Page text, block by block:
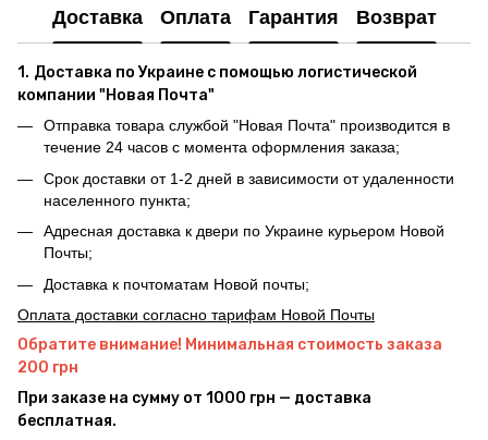
Доставка Оплата Гарантия Возврат
1. Доставка по Украине с помощью логистической
компании "Новая Почта"
Отправка товара службой "Новая Почта" производится в
течение 24 часов с момента оформления заказа;
Срок доставки от 1-2 дней в зависимости от удаленности
населенного пункта;
Адресная доставка к двери по Украине курьером Новой
Почты;
Доставка к почтоматам Новой почты;
Оплата доставки согласно тарифам Новой Почты
Обратите внимание! Минимальная стоимость заказа
200 грн
При заказе на сумму от 1000 грн — доставка
бесплатная.